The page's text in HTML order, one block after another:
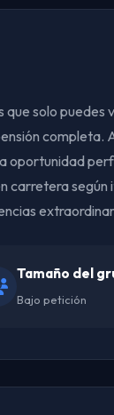
que solo puedes
completa.
oportunidad
carretera
Tamaño del
Bajo petición